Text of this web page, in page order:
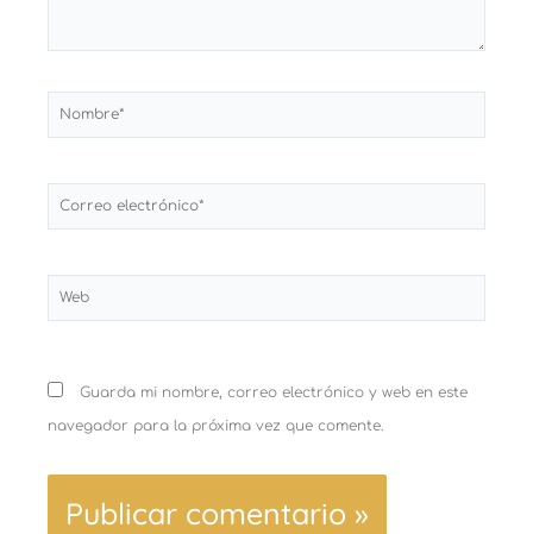
Nombre*
Correo
electrónico*
Web
Guarda mi nombre, correo electrónico y web en este
navegador para la próxima vez que comente.